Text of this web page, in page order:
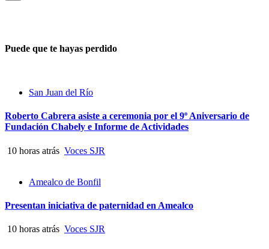
Puede que te hayas perdido
San Juan del Río
Roberto Cabrera asiste a ceremonia por el 9º Aniversario de
Fundación Chabely e Informe de Actividades
10 horas atrás Voces SJR
Amealco de Bonfil
Presentan iniciativa de paternidad en Amealco
10 horas atrás Voces SJR